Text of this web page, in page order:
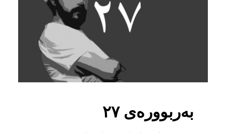
بەربوورەی ٢٧